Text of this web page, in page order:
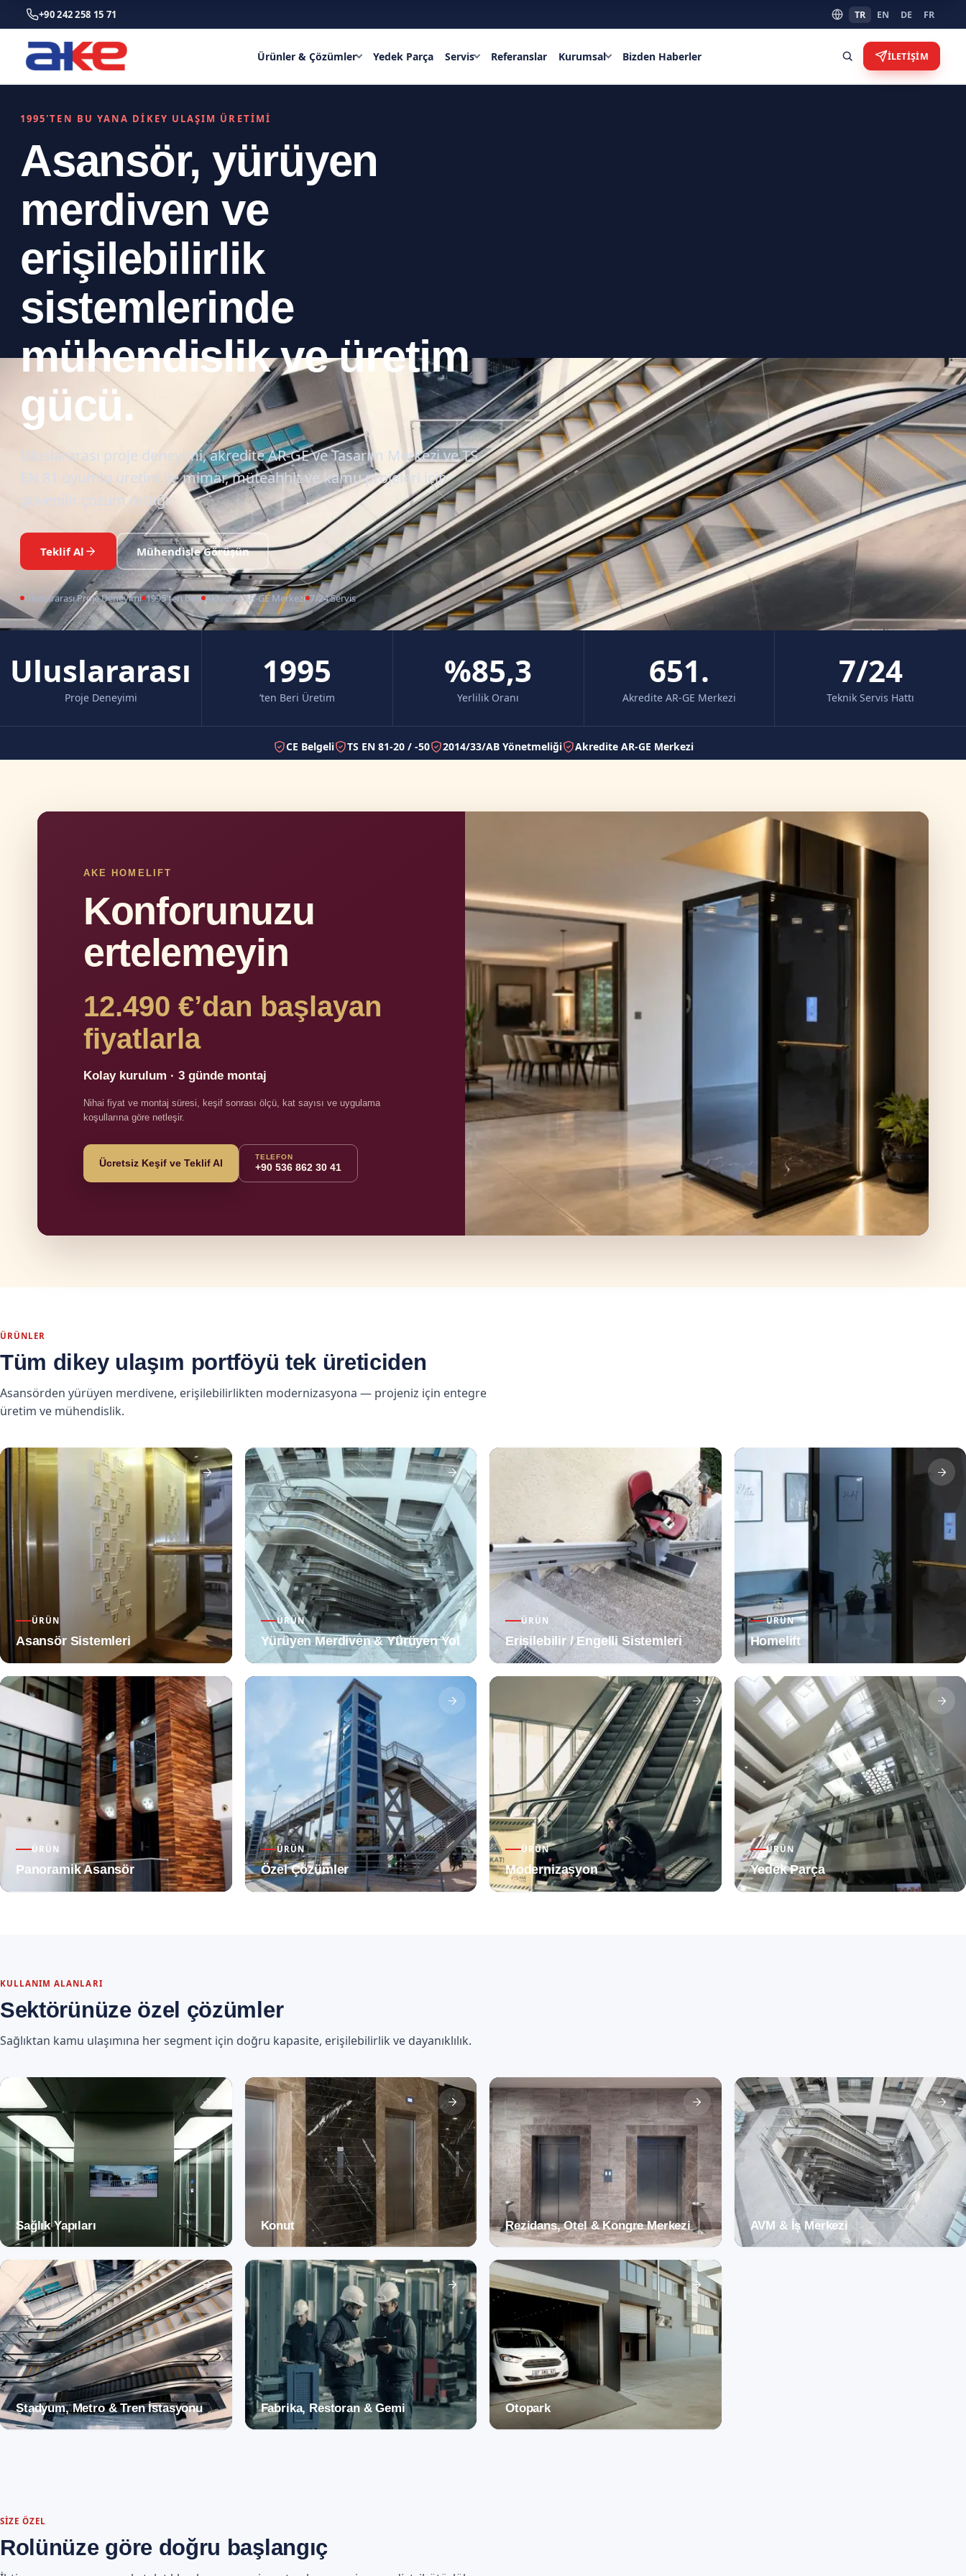
+90 242 258 15 71 TR EN DE FR
Ürünler & Çözümler Yedek Parça Servis Referanslar Kurumsal Bizden Haberler İLETIŞIM
1995'TEN BU YANA DİKEY ULAŞIM ÜRETİMİ
Asansör, yürüyen
merdiven ve
erişilebilirlik
sistemlerinde
mühendislik ve üretim
gücü.
Uluslararası proje deneyimi, akredite AR-GE ve Tasarım Merkezi ve TS
EN 81 uyumlu üretim ile mimar, müteahhit ve kamu projeleri için
güvenilir çözüm ortağı.
Teklif Al Mühendisle Görüşün
Uluslararası Proje Deneyimi 1995'ten beri Akredite AR-GE Merkezi 7/24 Servis
Uluslararası
Proje Deneyimi
1995
’ten Beri Üretim
%85,3
Yerlilik Oranı
651.
Akredite AR-GE Merkezi
7/24
Teknik Servis Hattı
CE Belgeli TS EN 81-20 / -50 2014/33/AB Yönetmeliği Akredite AR-GE Merkezi
AKE HOMELIFT
Konforunuzu
ertelemeyin
12.490 €’dan başlayan
fiyatlarla
Kolay kurulum · 3 günde montaj
Nihai fiyat ve montaj süresi, keşif sonrası ölçü, kat sayısı ve uygulama
koşullarına göre netleşir.
Ücretsiz Keşif ve Teklif Al
TELEFON
+90 536 862 30 41
ÜRÜNLER
Tüm dikey ulaşım portföyü tek üreticiden
Asansörden yürüyen merdivene, erişilebilirlikten modernizasyona — projeniz için entegre
üretim ve mühendislik.
ÜRÜN
Asansör Sistemleri
ÜRÜN
Yürüyen Merdiven & Yürüyen Yol
ÜRÜN
Erişilebilir / Engelli Sistemleri
ÜRÜN
Homelift
ÜRÜN
Panoramik Asansör
ÜRÜN
Özel Çözümler
ÜRÜN
Modernizasyon
ÜRÜN
Yedek Parça
KULLANIM ALANLARI
Sektörünüze özel çözümler
Sağlıktan kamu ulaşımına her segment için doğru kapasite, erişilebilirlik ve dayanıklılık.
Sağlık Yapıları Konut Rezidans, Otel & Kongre Merkezi AVM & İş Merkezi
Stadyum, Metro & Tren İstasyonu Fabrika, Restoran & Gemi Otopark
SIZE ÖZEL
Rolünüze göre doğru başlangıç